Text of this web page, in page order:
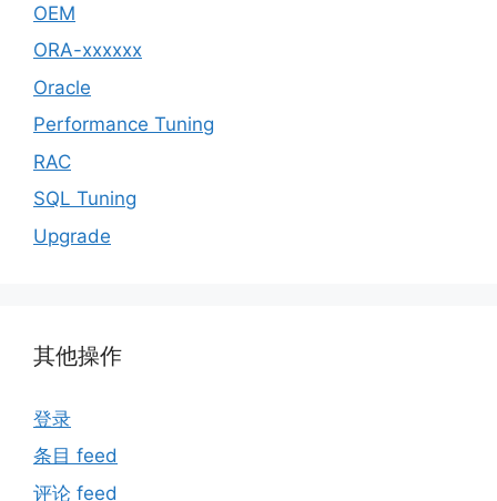
OEM
ORA-xxxxxx
Oracle
Performance Tuning
RAC
SQL Tuning
Upgrade
其他操作
登录
条目 feed
评论 feed